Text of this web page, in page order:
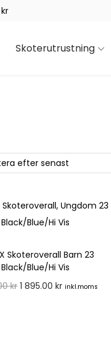
Skoterutrustning
Skoteroverall Barn 23
Black/Blue/Hi Vis
kr 1 895.00kr inkl.moms